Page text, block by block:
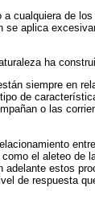
cualquiera de
aplica
ha
siempre en
de
o las
el aleteo
adelante estos
de respuesta